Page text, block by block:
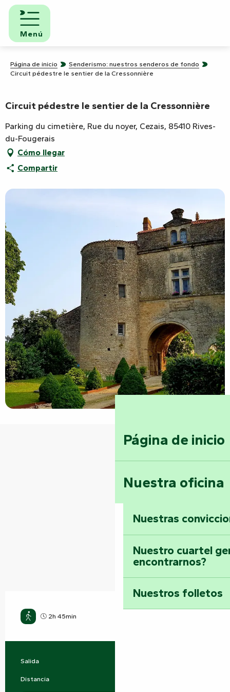
Aller
contenu
principal
Menú
Página de inicio
Nuestra oficina
Nuestras
Nuestro cuartel
encontrarnos?
Nuestros folletos
Página de inicio
Senderismo: nuestros senderos de fondo
Circuit pédestre le sentier de la Cressonnière
Circuit pédestre le sentier de la Cressonnière
Parking du cimetière, Rue du noyer, Cezais, 85410 Rives-
du-Fougerais
Cómo llegar
Compartir
2h 45min
Información práctica
Salida
Distancia